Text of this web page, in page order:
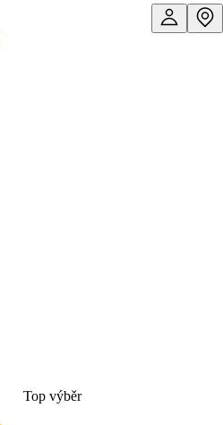
Top výběr